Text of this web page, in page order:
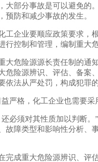
大部分事故是可以避免
防和减少事故的发生。
业要顺应政策要求，
控制和管理，编制重大
险源源长责任制的通
危险源辨识、评估、备
法从严处罚，构成犯罪
格，化工企业也需要采
须对其性质加以判断。
故障类型和影响性分析
重大危险源辨识、评